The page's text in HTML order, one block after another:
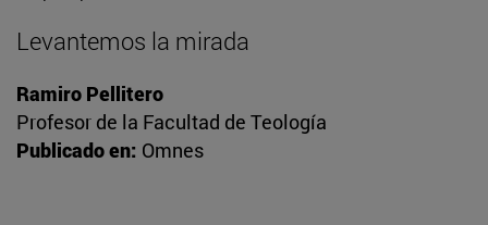
Levantemos la mirada
Ramiro Pellitero
Profesor de la Facultad de Teología
Publicado en: Omnes